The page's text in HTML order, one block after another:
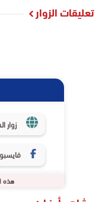
تعليقات الزوار
زوار
هذه